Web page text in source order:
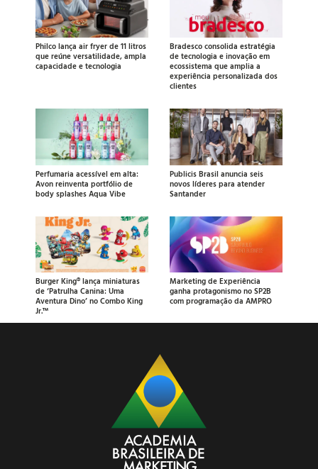
Philco lança air fryer de 11 litros
que reúne versatilidade, ampla
capacidade e tecnologia
Bradesco consolida estratégia
de tecnologia e inovação em
ecossistema que amplia a
experiência personalizada dos
clientes
Perfumaria acessível em alta:
Avon reinventa portfólio de
body splashes Aqua Vibe
Publicis Brasil anuncia seis
novos líderes para atender
Santander
Burger King® lança miniaturas
de ‘Patrulha Canina: Uma
Aventura Dino’ no Combo King
Jr.™
Marketing de Experiência
ganha protagonismo no SP2B
com programação da AMPRO